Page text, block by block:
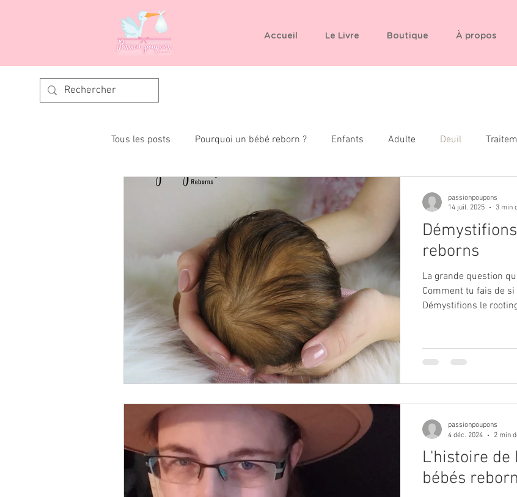
Accueil Le Livre Boutique À propos
Tous les posts Pourquoi un bébé reborn ? Enfants Adulte Deuil
Reborning
reborns
La grande question
Comment tu fais de si
Démystifions le rooting Si vous désirez faire de
Ça prend de bonnes
qualité, oui c'est cher,
passionpoupons
14 juil. 2025
3 min
L'histoire de
bébés
passionpoupons
4 déc. 2024
2 min